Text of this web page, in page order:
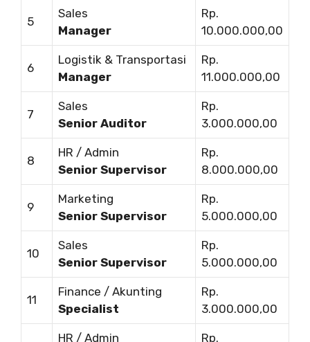
5
Sales
Manager
Rp.
10.000.000,00
6
Logistik & Transportasi
Manager
Rp.
11.000.000,00
7
Sales
Senior Auditor
Rp.
3.000.000,00
8
HR / Admin
Senior Supervisor
Rp.
8.000.000,00
9
Marketing
Senior Supervisor
Rp.
5.000.000,00
10
Sales
Senior Supervisor
Rp.
5.000.000,00
11
Finance / Akunting
Specialist
Rp.
3.000.000,00
HR / Admin Rp.